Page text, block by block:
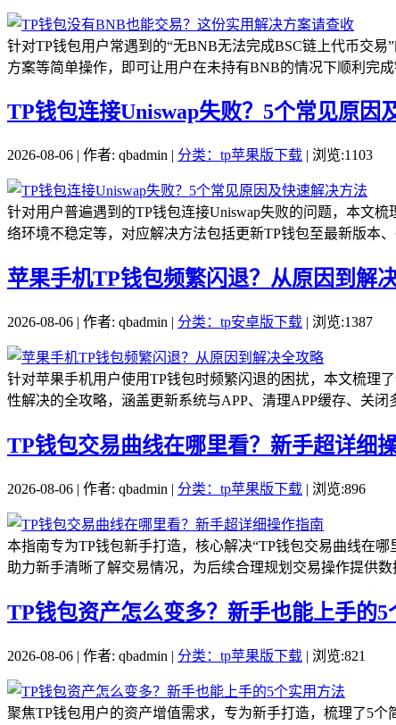
针对TP钱包用户常遇到的“无BNB无法完成BSC链上代币交
方案等简单操作，即可让用户在未持有BNB的情况下顺利完
TP钱包连接Uniswap失败？5个常见原因
2026-08-06 | 作者: qbadmin | 分类：tp苹果版下载 | 浏览:1103
针对用户普遍遇到的TP钱包连接Uniswap失败的问题，本文
络环境不稳定等，对应解决方法包括更新TP钱包至最新版本
苹果手机TP钱包频繁闪退？从原因到解
2026-08-06 | 作者: qbadmin | 分类：tp安卓版下载 | 浏览:1387
针对苹果手机用户使用TP钱包时频繁闪退的困扰，本文梳理
性解决的全攻略，涵盖更新系统与APP、清理APP缓存、关
TP钱包交易曲线在哪里看？新手超详细
2026-08-06 | 作者: qbadmin | 分类：tp苹果版下载 | 浏览:896
本指南专为TP钱包新手打造，核心解决“TP钱包交易曲线在
助力新手清晰了解交易情况，为后续合理规划交易操作提供
TP钱包资产怎么变多？新手也能上手的5
2026-08-06 | 作者: qbadmin | 分类：tp苹果版下载 | 浏览:821
聚焦TP钱包用户的资产增值需求，专为新手打造，梳理了5